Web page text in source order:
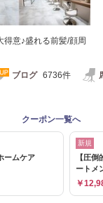
意♪盛れる前髪/顔周
ブログ 6736件
クーポン一覧へ
ームケア
新規
【圧
ートメ
￥